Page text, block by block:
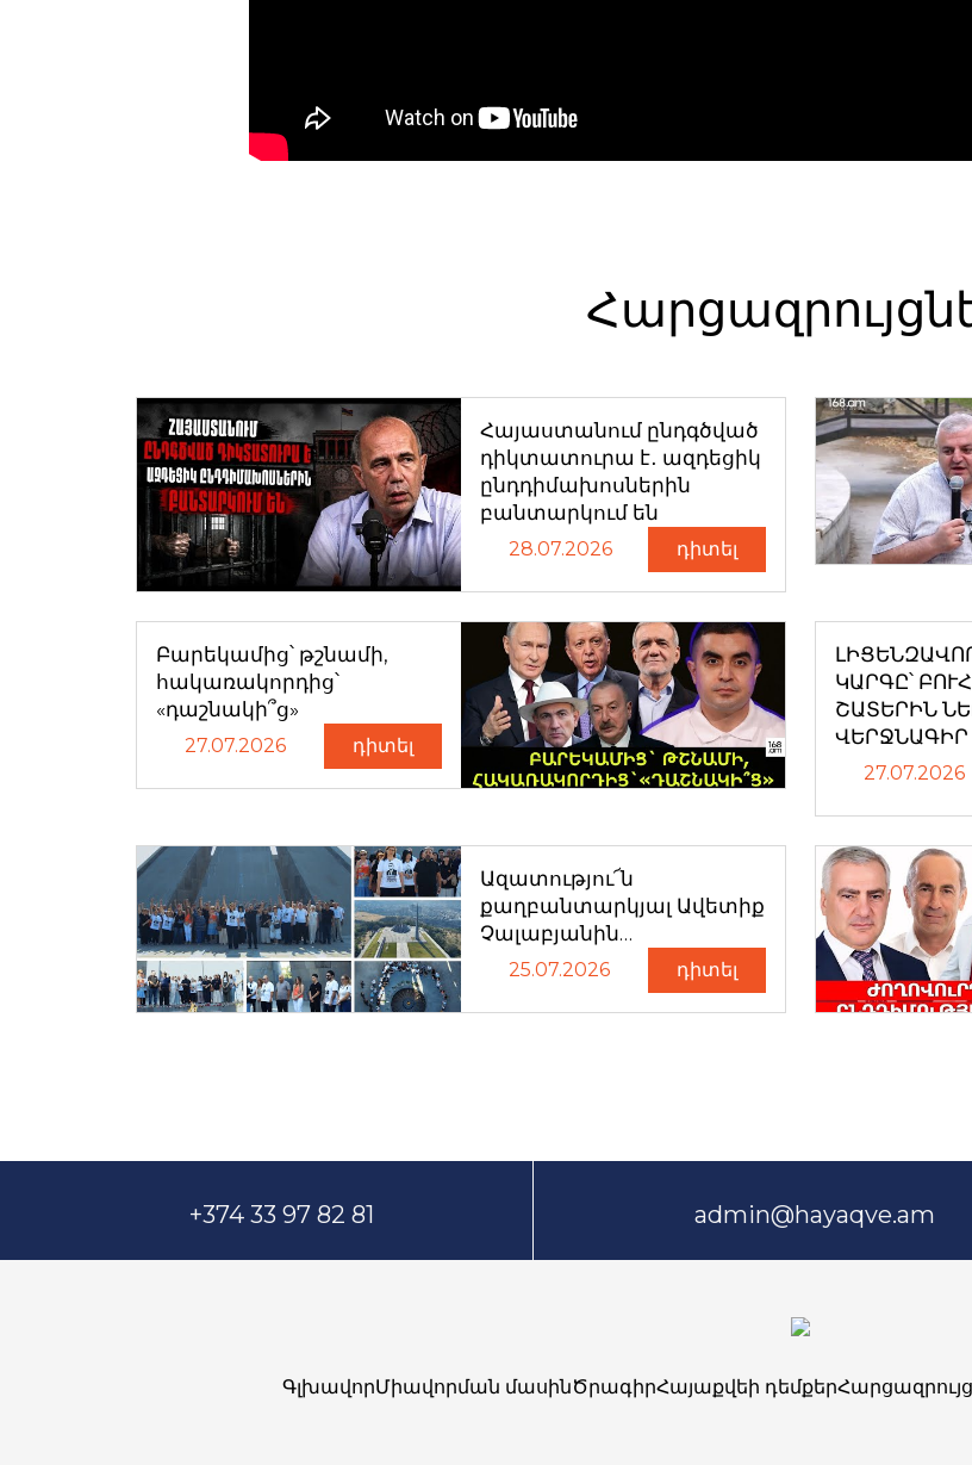
Հայաստանում ընդգծված
դիկտատուրա է․ ազդեցիկ
ընդդիմախոսներին
բանտարկում են
28.07.2026 դիտել
Բարեկամից՝ թշնամի,
հակառակորդից՝
«դաշնակի՞ց»
27.07.2026 դիտել
ԿԱՐԳԸ՝
ՇԱՏԵՐԻՆ
ՎԵՐՋՆԱԳԻՐ
27.07.2026
Ազատությու՜ն
քաղբանտարկյալ Ավետիք
Չալաբյանին…
25.07.2026 դիտել
+374 33 97 82 81 admin@hayaqve.am
ԳլխավորՄիավորման մասինԾրագիրՀայաքվեի դեմքեր